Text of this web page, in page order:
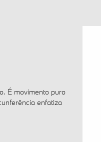
É movimento puro
enfatiza